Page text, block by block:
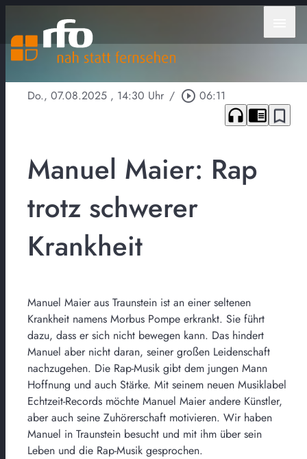
Do., 07.08.2025 , 14:30 Uhr / play_circle_outline 06:11
headphones chrome_reader_mode bookmark_border
Manuel Maier: Rap
trotz schwerer
Krankheit
Manuel Maier aus Traunstein ist an einer seltenen
Krankheit namens Morbus Pompe erkrankt. Sie führt
dazu, dass er sich nicht bewegen kann. Das hindert
Manuel aber nicht daran, seiner großen Leidenschaft
nachzugehen. Die Rap-Musik gibt dem jungen Mann
Hoffnung und auch Stärke. Mit seinem neuen Musiklabel
Echtzeit-Records möchte Manuel Maier andere Künstler,
aber auch seine Zuhörerschaft motivieren. Wir haben
Manuel in Traunstein besucht und mit ihm über sein
Leben und die Rap-Musik gesprochen.